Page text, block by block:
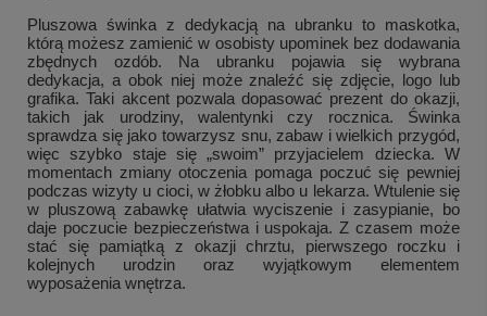
Pluszowa świnka z dedykacją na ubranku to maskotka,
którą możesz zamienić w osobisty upominek bez dodawania
zbędnych ozdób. Na ubranku pojawia się wybrana
dedykacja, a obok niej może znaleźć się zdjęcie, logo lub
grafika. Taki akcent pozwala dopasować prezent do okazji,
takich jak urodziny, walentynki czy rocznica. Świnka
sprawdza się jako towarzysz snu, zabaw i wielkich przygód,
więc szybko staje się „swoim” przyjacielem dziecka. W
momentach zmiany otoczenia pomaga poczuć się pewniej
podczas wizyty u cioci, w żłobku albo u lekarza. Wtulenie się
w pluszową zabawkę ułatwia wyciszenie i zasypianie, bo
daje poczucie bezpieczeństwa i uspokaja. Z czasem może
stać się pamiątką z okazji chrztu, pierwszego roczku i
kolejnych urodzin oraz wyjątkowym elementem
wyposażenia wnętrza.